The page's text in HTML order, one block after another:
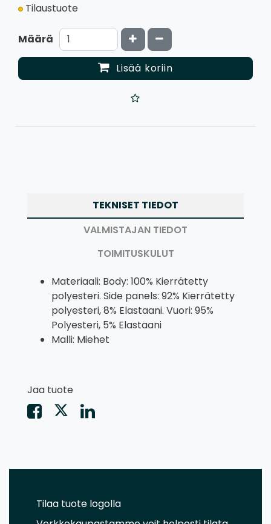
Tilaustuote
Määrä Kasvata määrää
Vähennä määrää
Lisää koriin
TEKNISET TIEDOT
VALMISTAJAN TIEDOT
TOIMITUSKULUT
Materiaali: Body: 100% Kierrätetty
polyesteri. Side panels: 92% Kierrätetty
polyesteri, 8% Elastaani. Vuori: 95%
Polyesteri, 5% Elastaani
Malli: Miehet
Jaa tuote
Tilaa tuote logolla